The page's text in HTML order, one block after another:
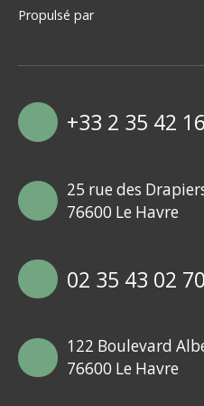
Propulsé par
+33 2 35 42
25 rue des
76600 Le Havre
02 35 43 02 70
122 Boulevard
76600 Le Havre